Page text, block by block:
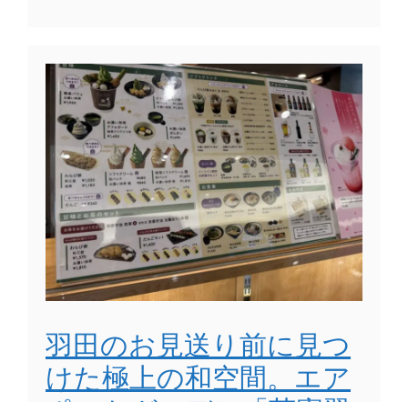
羽田のお見送り前に見つ
けた極上の和空間。エア